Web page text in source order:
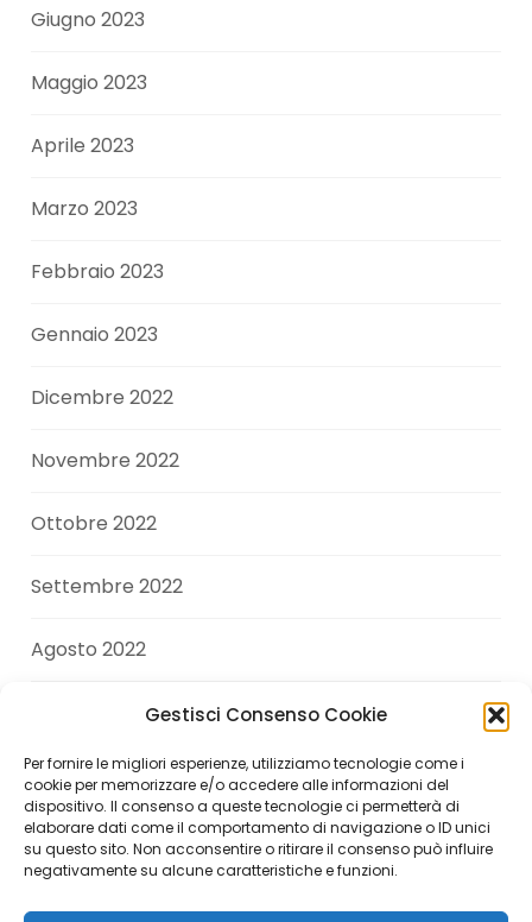
Gestisci Consenso Cookie
Per fornire le migliori esperienze, utilizziamo tecnologie come i
cookie per memorizzare e/o accedere alle informazioni del
dispositivo. Il consenso a queste tecnologie ci permetterà di
elaborare dati come il comportamento di navigazione o ID unici
su questo sito. Non acconsentire o ritirare il consenso può influire
negativamente su alcune caratteristiche e funzioni.
Giugno 2023
Maggio 2023
Aprile 2023
Marzo 2023
Febbraio 2023
Gennaio 2023
Dicembre 2022
Novembre 2022
Ottobre 2022
Settembre 2022
Agosto 2022
Giugno 2022
Aprile 2022